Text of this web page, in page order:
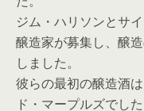
ジム・ハリソンとサ
醸造家が募集し、醸
しました。
彼らの最初の醸造酒
ド・マープルズでした